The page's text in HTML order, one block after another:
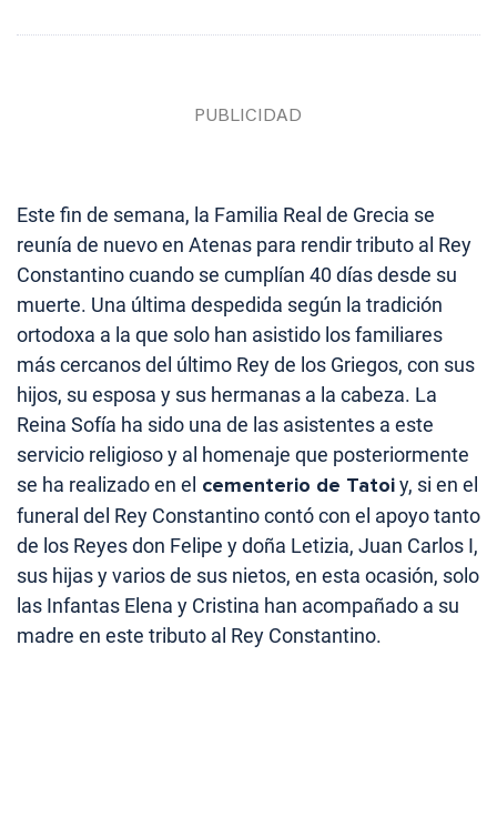
Este fin de semana, la Familia Real de Grecia se
reunía de nuevo en Atenas para rendir tributo al Rey
Constantino cuando se cumplían 40 días desde su
muerte. Una última despedida según la tradición
ortodoxa a la que solo han asistido los familiares
más cercanos del último Rey de los Griegos, con sus
hijos, su esposa y sus hermanas a la cabeza. La
Reina Sofía ha sido una de las asistentes a este
servicio religioso y al homenaje que posteriormente
se ha realizado en el cementerio de Tatoiy, si en el
funeral del Rey Constantino contó con el apoyo tanto
de los Reyes don Felipe y doña Letizia, Juan Carlos I,
sus hijas y varios de sus nietos, en esta ocasión, solo
las Infantas Elena y Cristina han acompañado a su
madre en este tributo al Rey Constantino.